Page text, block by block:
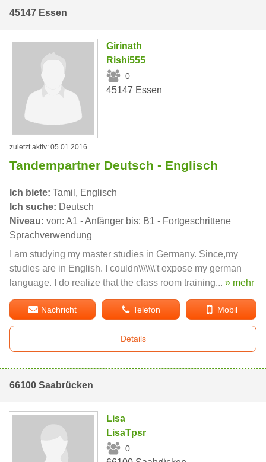
45147 Essen
Girinath
Rishi555
0
45147 Essen
zuletzt aktiv: 05.01.2016
Tandempartner Deutsch - Englisch
Ich biete: Tamil, Englisch
Ich suche: Deutsch
Niveau: von: A1 - Anfänger bis: B1 - Fortgeschrittene
Sprachverwendung
I am studying my master studies in Germany. Since,my
studies are in English. I couldn\\\\\\\'t expose my german
language. I do realize that the class room training... » mehr
Nachricht Telefon Mobil
Details
66100 Saabrücken
Lisa
LisaTpsr
0